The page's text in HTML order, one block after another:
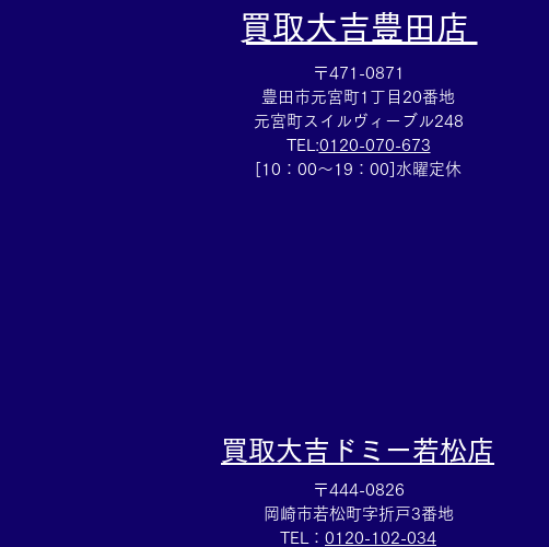
集めていた切手を売るなら豊
​買取大吉豊田店
〒471-0871
豊田市元宮町1丁目20番地
元宮町スイルヴィーブル248
TEL:0120-070-673
[10：00～19：00]水曜定休
買取大吉ドミー若松店
〒444-0826
岡崎市若松町字折戸3番地
TEL： 0120-102-034